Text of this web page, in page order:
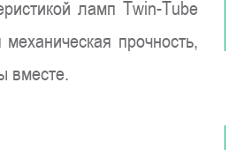
ламп Twin-Tube
прочность,
вместе.